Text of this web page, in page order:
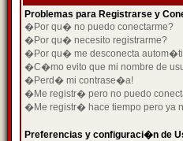
Problemas para Registrarse y
�Por qu� no puedo conectarme?
�Por qu� necesito registrarme?
�Por qu� me desconecta
�C�mo evito que mi nombre de
�Perd� mi contrase�a!
�Me registr� pero no puedo
�Me registr� hace tiempo pero ya
Preferencias y configuraci�n de